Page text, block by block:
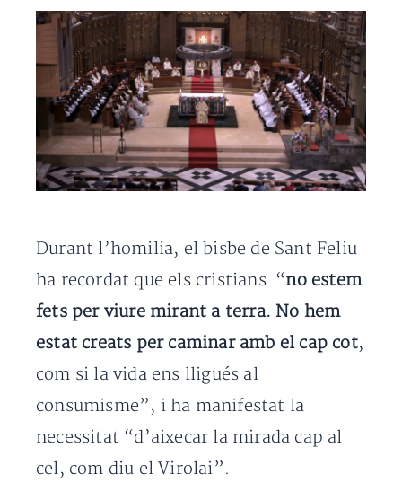
Durant l’homilia, el bisbe de Sant Feliu
ha recordat que els cristians “no estem
fets per viure mirant a terra. No hem
estat creats per caminar amb el cap cot,
com si la vida ens lligués al
consumisme”, i ha manifestat la
necessitat “d’aixecar la mirada cap al
cel, com diu el Virolai”.